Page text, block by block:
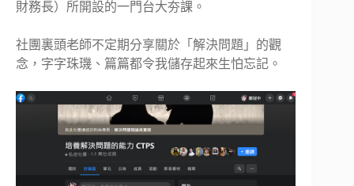
財務長）所開設的一門台大夯課。
社團裏頭老師不定期分享關於「解決問題」的觀
念，字字珠璣、篇篇都令我儲存起來生怕忘記。